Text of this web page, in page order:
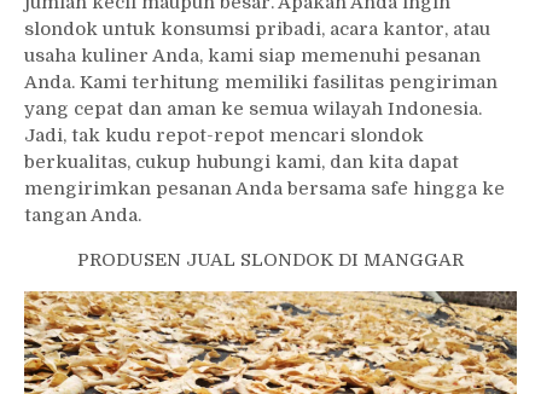
slondok untuk konsumsi pribadi, acara kantor, atau
usaha kuliner Anda, kami siap memenuhi pesanan
Anda. Kami terhitung memiliki fasilitas pengiriman
yang cepat dan aman ke semua wilayah Indonesia.
Jadi, tak kudu repot-repot mencari slondok
berkualitas, cukup hubungi kami, dan kita dapat
mengirimkan pesanan Anda bersama safe hingga ke
tangan Anda.
PRODUSEN JUAL SLONDOK DI MANGGAR